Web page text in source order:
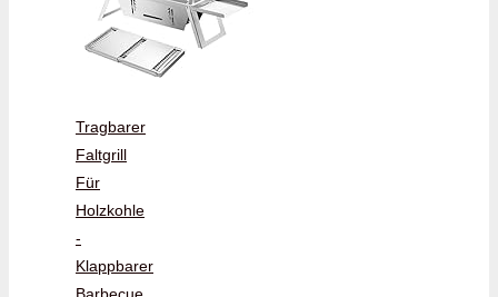
Tragbarer
Faltgrill
Für
Holzkohle
-
Klappbarer
Barbecue